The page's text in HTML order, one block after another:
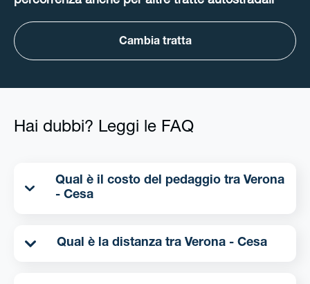
Cambia tratta
Hai dubbi? Leggi le FAQ
Qual è il costo del pedaggio tra Verona
- Cesa
Qual è la distanza tra Verona - Cesa